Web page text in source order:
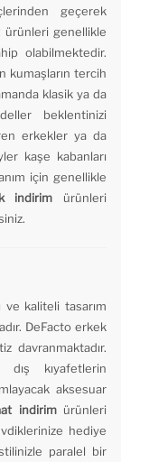
geçerek
ürünleri genellikle
olabilmektedir.
kumaşların tercih
klasik ya da
beklentinizi
erkekler ya da
kaşe kabanları
için genellikle
indirim ürünleri
ve kaliteli tasarım
DeFacto erkek
davranmaktadır.
kıyafetlerin
aksesuar
indirimürünleri
hediye
stilinizle paralel bir